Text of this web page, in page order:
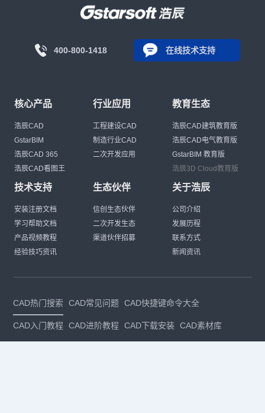
400-800-1418 在线技术支持
核心产品
浩辰CAD
GstarBIM
浩辰CAD 365
浩辰CAD看图王
行业应用
工程建设CAD
制造行业CAD
二次开发应用
教育生态
浩辰CAD建筑教育版
浩辰CAD电气教育版
GstarBIM 教育版
浩辰3D Cloud教育版
技术支持
安装注册文档
学习帮助文档
产品视频教程
经验技巧资讯
生态伙伴
信创生态伙伴
二次开发生态
渠道伙伴招募
关于浩辰
公司介绍
发展历程
联系方式
新闻资讯
CAD热门搜索 CAD常见问题 CAD快捷键命令大全
CAD入门教程 CAD进阶教程 CAD下载安装 CAD素材库